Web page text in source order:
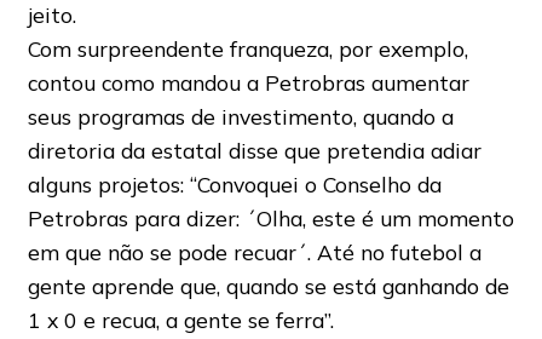
jeito.
Com surpreendente franqueza, por exemplo,
contou como mandou a Petrobras aumentar
seus programas de investimento, quando a
diretoria da estatal disse que pretendia adiar
alguns projetos: “Convoquei o Conselho da
Petrobras para dizer: ´Olha, este é um momento
em que não se pode recuar´. Até no futebol a
gente aprende que, quando se está ganhando de
1 x 0 e recua, a gente se ferra”.